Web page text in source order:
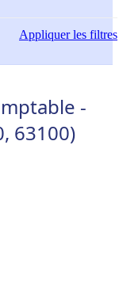
Appliquerles filtres
-
63100)